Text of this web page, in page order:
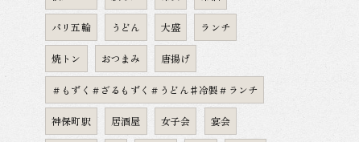
パリ五輪 うどん 大盛 ランチ
焼トン おつまみ 唐揚げ
＃もずく＃ざるもずく＃うどん♯冷製＃ランチ
神保町駅 居酒屋 女子会 宴会